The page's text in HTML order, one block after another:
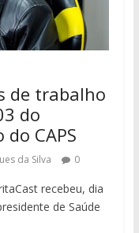
de trabalho
do
CAPS
da Silva 0
recebeu, dia
de Saúde